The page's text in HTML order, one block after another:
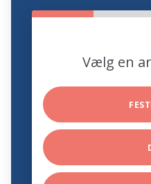
Vælg en